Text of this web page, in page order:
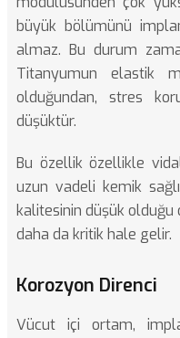
büyük bölümünü
almaz. Bu durum
Titanyumun elastik
olduğundan, stres
düşüktür.
Bu özellik özellikle
uzun vadeli kemik
kalitesinin düşük
daha da kritik hale gelir.
Korozyon Direnci
Vücut içi ortam,